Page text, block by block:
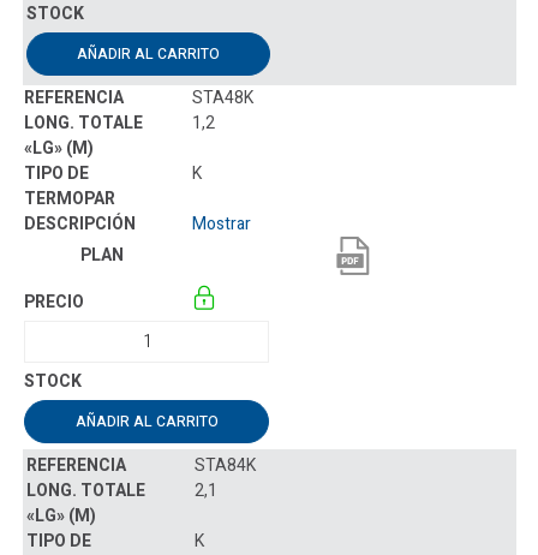
AÑADIR AL CARRITO
STA48K
1,2
K
Mostrar
AÑADIR AL CARRITO
STA84K
2,1
K